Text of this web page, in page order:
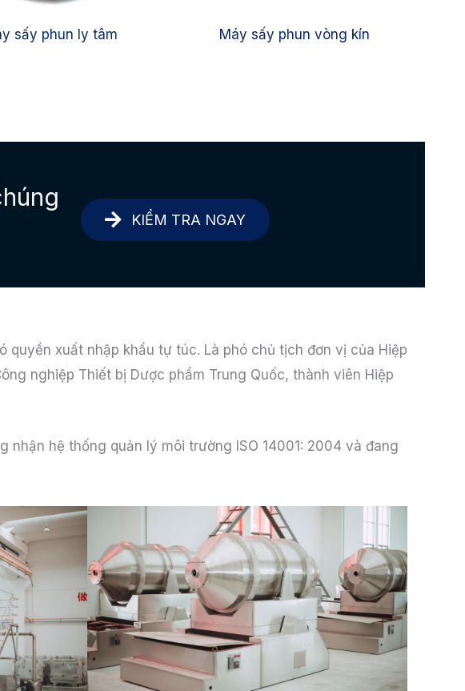
sấy phun ly tâm Máy sấy phun vòng kín
KIỂM TRA NGAY
xuất nhập khẩu tự túc. Là phó chủ tịch đơn vị của Hiệp
nghiệp Thiết bị Dược phẩm Trung Quốc, thành viên Hiệp
hệ thống quản lý môi trường ISO 14001: 2004 và đang